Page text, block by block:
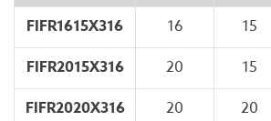
FIFR1615X316
16 15
FIFR2015X316
20 15
FIFR2020X316
20 20